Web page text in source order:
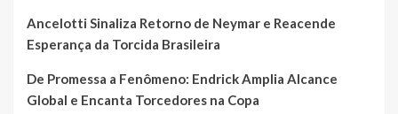
Ancelotti Sinaliza Retorno de Neymar e Reacende
Esperança da Torcida Brasileira
De Promessa a Fenômeno: Endrick Amplia Alcance
Global e Encanta Torcedores na Copa